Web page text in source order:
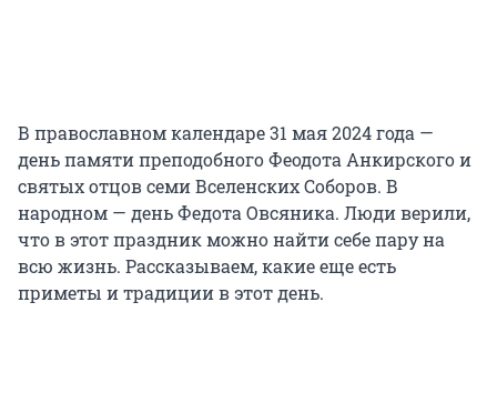
В православном календаре 31 мая 2024 года —
день памяти преподобного Феодота Анкирского и
святых отцов семи Вселенских Соборов. В
народном — день Федота Овсяника. Люди верили,
что в этот праздник можно найти себе пару на
всю жизнь. Рассказываем, какие еще есть
приметы и традиции в этот день.